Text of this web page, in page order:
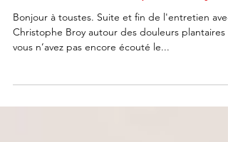
2/2 avec Christophe Broy
Bonjour à toustes. Suite et fin de l'entretien avec
Christophe Broy autour des douleurs plantaires Si